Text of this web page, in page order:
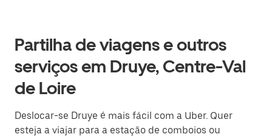
Partilha de viagens e outros
serviços em Druye, Centre-Val
de Loire
Deslocar-se Druye é mais fácil com a Uber. Quer
esteja a viajar para a estação de comboios ou